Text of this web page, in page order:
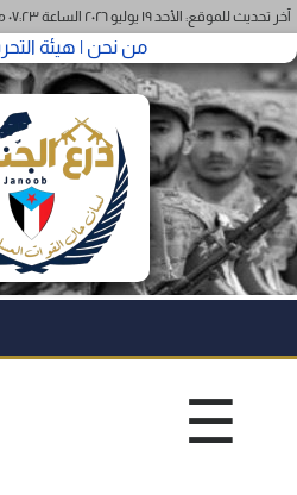
آخر تحديث للموقع: الأحد ١٩ يوليو ٢٠٢٦ الساعة ٠٧:٢٣ مساءً
من نحن | هيئة
☰